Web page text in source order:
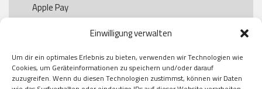
Einwilligung verwalten
Um dir ein optimales Erlebnis zu bieten, verwenden wir Technologien wie
Cookies, um Geräteinformationen zu speichern und/oder darauf
zuzugreifen. Wenn du diesen Technologien zustimmst, können wir Daten
Apple Pay
Paypal
Kauf auf Rechung
Klarna